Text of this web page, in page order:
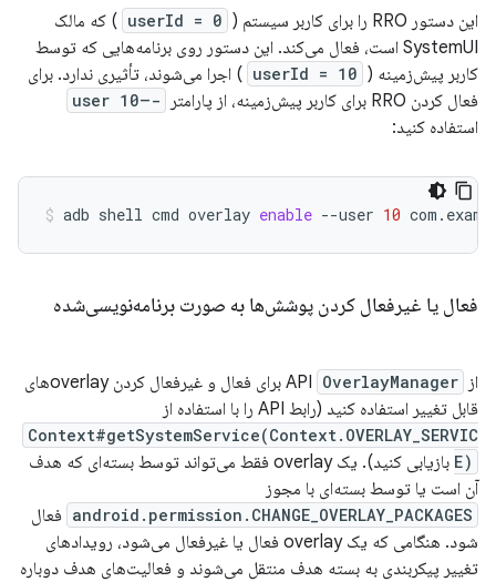
این دستور RRO را برای کاربر سیستم ( userId = 0 ) که مالک
SystemUI است، فعال می‌کند. این دستور روی برنامه‌هایی که توسط
کاربر پیش‌زمینه ( userId = 10 ) اجرا می‌شوند، تأثیری ندارد. برای
فعال کردن RRO برای کاربر پیش‌زمینه، از پارامتر
-–user 10
استفاده کنید:
adb shell cmd overlay enable --user 10
فعال یا غیرفعال کردن پوشش‌ها به صورت برنامه‌نویسی‌شده
از API OverlayManager
برای فعال و غیرفعال کردن overlayهای
قابل تغییر استفاده کنید (رابط API را با استفاده از
Context#getSystemService(Context.OVERLAY_SERVIC
E)
بازیابی کنید). یک overlay فقط می‌تواند توسط بسته‌ای که هدف
آن است یا توسط بسته‌ای با مجوز
android.permission.CHANGE_OVERLAY_PACKAGES فعال
شود. هنگامی که یک overlay فعال یا غیرفعال می‌شود، رویدادهای
تغییر پیکربندی به بسته هدف منتقل می‌شوند و فعالیت‌های هدف دوباره